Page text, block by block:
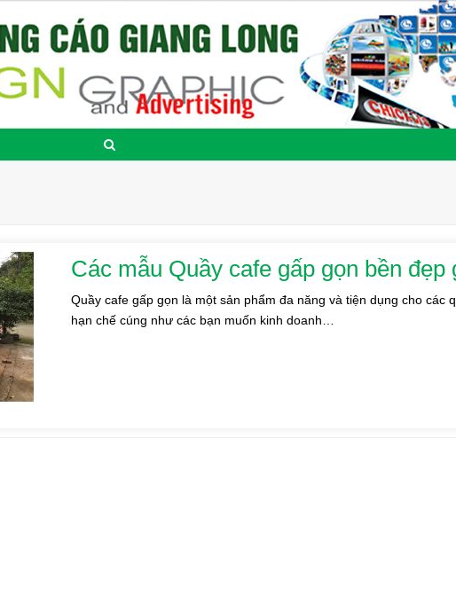
Các mẫu Quầy cafe gấp gọn bền đẹp
Quầy cafe gấp gọn là một sản phẩm đa năng và tiện dụng cho các
hạn chế cúng như các bạn muốn kinh doanh…